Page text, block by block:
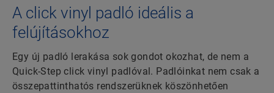
A click vinyl padló ideális a
felújításokhoz
Egy új padló lerakása sok gondot okozhat, de nem a
Quick-Step click vinyl padlóval. Padlóinkat nem csak a
összepattinthatós rendszerüknek köszönhetően